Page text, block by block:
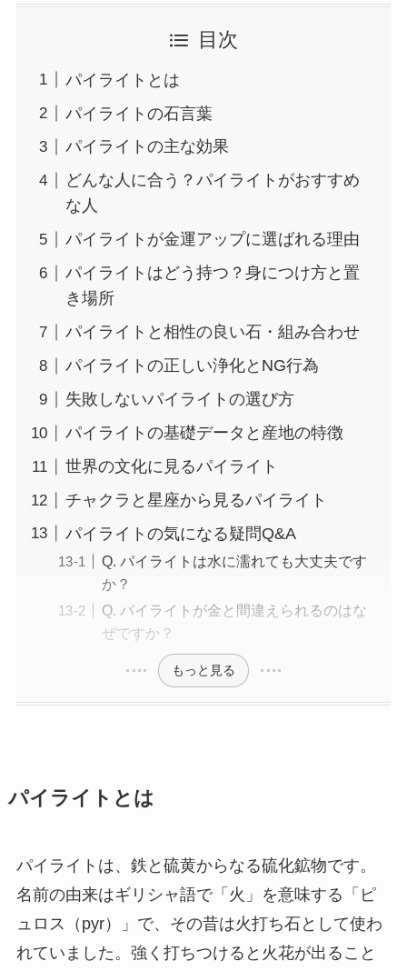
目次
パイライトとは
パイライトの石言葉
パイライトの主な効果
どんな人に合う？パイライトがおすすめ
な人
パイライトが金運アップに選ばれる理由
パイライトはどう持つ？身につけ方と置
き場所
パイライトと相性の良い石・組み合わせ
パイライトの正しい浄化とNG行為
失敗しないパイライトの選び方
パイライトの基礎データと産地の特徴
世界の文化に見るパイライト
チャクラと星座から見るパイライト
パイライトの気になる疑問Q&A
Q. パイライトは水に濡れても大丈夫です
か？
Q. パイライトが金と間違えられるのはな
ぜですか？
もっと見る
パイライトとは
パイライトは、鉄と硫黄からなる硫化鉱物です。
名前の由来はギリシャ語で「火」を意味する「ピ
ュロス（pyr）」で、その昔は火打ち石として使わ
れていました。強く打ちつけると火花が出ること